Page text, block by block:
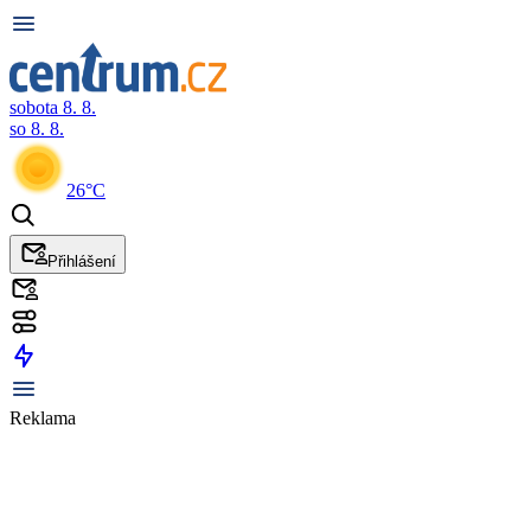
sobota 8. 8.
so 8. 8.
26°C
Přihlášení
Reklama